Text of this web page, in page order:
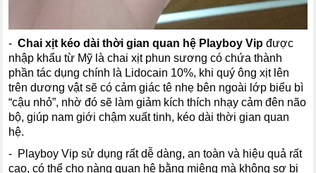
-Chai xịt kéo dài thời gian quan hệ Playboy Vip được
nhập khẩu từ Mỹ là chai xịt phun sương có chứa thành
phần tác dụng chính là Lidocain 10%, khi quý ông xịt lên
trên dương vật sẽ có cảm giác tê nhẹ bên ngoài lớp biểu bì
“cậu nhỏ”, nhờ đó sẽ làm giảm kích thích nhạy cảm đên não
bộ, giúp nam giới chậm xuất tinh, kéo dài thời gian quan
hệ.
- Playboy Vip sử dụng rất dễ dàng, an toàn và hiệu quả rất
cao, có thể cho nàng quan hệ bằng miệng mà không sợ bị